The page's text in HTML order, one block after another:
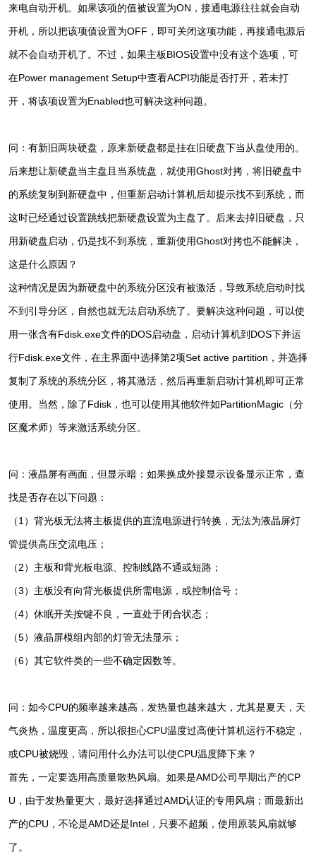
来电自动开机。如果该项的值被设置为ON，接通电源往往就会自动
开机，所以把该项值设置为OFF，即可关闭这项功能，再接通电源后
就不会自动开机了。不过，如果主板BIOS设置中没有这个选项，可
在Power management Setup中查看ACPI功能是否打开，若未打
开，将该项设置为Enabled也可解决这种问题。
问：有新旧两块硬盘，原来新硬盘都是挂在旧硬盘下当从盘使用的。
后来想让新硬盘当主盘且当系统盘，就使用Ghost对拷，将旧硬盘中
的系统复制到新硬盘中，但重新启动计算机后却提示找不到系统，而
这时已经通过设置跳线把新硬盘设置为主盘了。后来去掉旧硬盘，只
用新硬盘启动，仍是找不到系统，重新使用Ghost对拷也不能解决，
这是什么原因？
这种情况是因为新硬盘中的系统分区没有被激活，导致系统启动时找
不到引导分区，自然也就无法启动系统了。要解决这种问题，可以使
用一张含有Fdisk.exe文件的DOS启动盘，启动计算机到DOS下并运
行Fdisk.exe文件，在主界面中选择第2项Set active partition，并选择
复制了系统的系统分区，将其激活，然后再重新启动计算机即可正常
使用。当然，除了Fdisk，也可以使用其他软件如PartitionMagic（分
区魔术师）等来激活系统分区。
问：液晶屏有画面，但显示暗：如果换成外接显示设备显示正常，查
找是否存在以下问题：
（1）背光板无法将主板提供的直流电源进行转换，无法为液晶屏灯
管提供高压交流电压；
（2）主板和背光板电源、控制线路不通或短路；
（3）主板没有向背光板提供所需电源，或控制信号；
（4）休眠开关按键不良，一直处于闭合状态；
（5）液晶屏模组内部的灯管无法显示；
（6）其它软件类的一些不确定因数等。
问：如今CPU的频率越来越高，发热量也越来越大，尤其是夏天，天
气炎热，温度更高，所以很担心CPU温度过高使计算机运行不稳定，
或CPU被烧毁，请问用什么办法可以使CPU温度降下来？
首先，一定要选用高质量散热风扇。如果是AMD公司早期出产的CP
U，由于发热量更大，最好选择通过AMD认证的专用风扇；而最新出
产的CPU，不论是AMD还是Intel，只要不超频，使用原装风扇就够
了。